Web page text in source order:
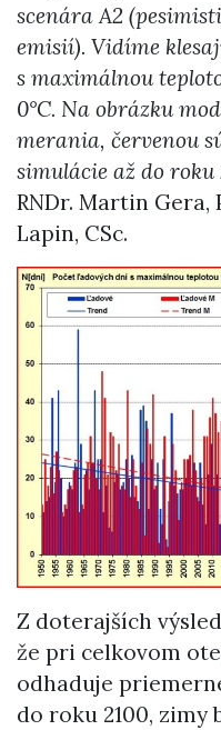
scenára A2
emisií). Vidíme
s maximálnou
0°C. Na obrázku
merania, červenou
simulácie až do roku
RNDr. Martin Gera,
Lapin, CSc.
Z doterajších
že pri celkovom
odhaduje
do roku 2100, zimy